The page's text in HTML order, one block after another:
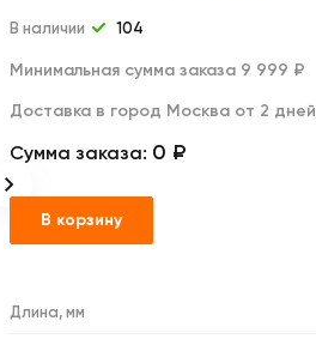
В наличии 104
Минимальная сумма заказа 9 999 ₽
Доставка в город Москва от 2 дней
Сумма заказа: 0 ₽
В корзину
Длина, мм